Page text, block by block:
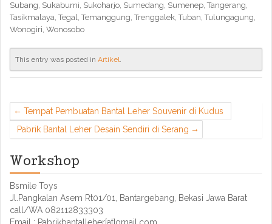
Subang, Sukabumi, Sukoharjo, Sumedang, Sumenep, Tangerang,
Tasikmalaya, Tegal, Temanggung, Trenggalek, Tuban, Tulungagung,
Wonogiri, Wonosobo
This entry was posted in Artikel.
Tempat Pembuatan Bantal Leher Souvenir di Kudus
Pabrik Bantal Leher Desain Sendiri di Serang
Workshop
Bsmile Toys
Jl.Pangkalan Asem Rt01/01, Bantargebang, Bekasi Jawa Barat
call/WA 082112833303